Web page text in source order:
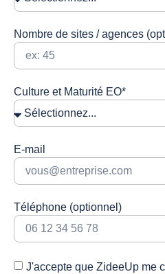
Nombre de sites / agences
Culture et Maturité EO*
E-mail
Téléphone (optionnel)
J'accepte que ZideeUp me